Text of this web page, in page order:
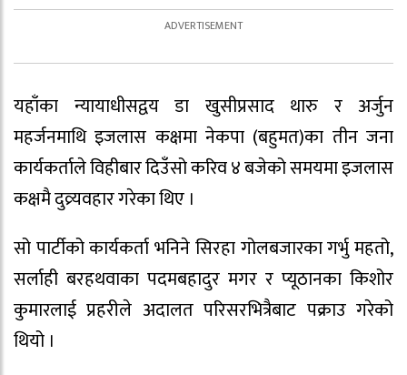
यहाँका न्यायाधीसद्वय डा खुसीप्रसाद थारु र अर्जुन
महर्जनमाथि इजलास कक्षमा नेकपा (बहुमत)का तीन जना
कार्यकर्ताले विहीबार दिउँसो करिव ४ बजेको समयमा इजलास
कक्षमै दुव्र्यवहार गरेका थिए ।
सो पार्टीको कार्यकर्ता भनिने सिरहा गोलबजारका गर्भु महतो,
सर्लाही बरहथवाका पदमबहादुर मगर र प्यूठानका किशोर
कुमारलाई प्रहरीले अदालत परिसरभित्रैबाट पक्राउ गरेको
थियो ।